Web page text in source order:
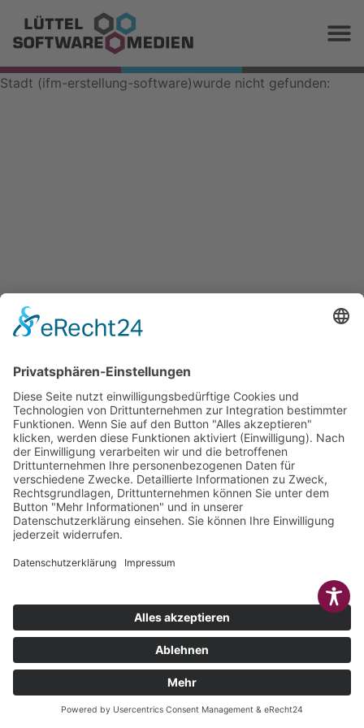
Stadt (ifm-erstellung-software)wurde nicht gefunden:
© 2025 | LÜTTEL
SOFTWARE & MEDIEN
GMBH
IMPRESSUM
DATENSCHUTZAGB
KONTAKT
COOKIE-
EINSTELLUNGEN